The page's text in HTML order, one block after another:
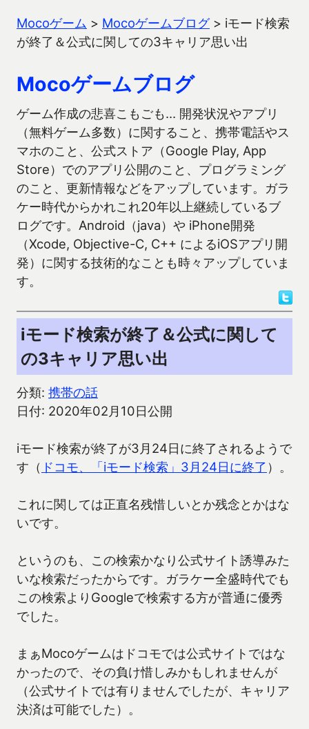
Mocoゲーム > Mocoゲームブログ> iモード検索
が終了＆公式に関しての3キャリア思い出
Mocoゲームブログ
ゲーム作成の悲喜こもごも… 開発状況やアプリ
（無料ゲーム多数）に関すること、携帯電話やス
マホのこと、公式ストア（Google Play, App
Store）でのアプリ公開のこと、プログラミング
のこと、更新情報などをアップしています。ガラ
ケー時代からかれこれ20年以上継続しているブ
ログです。Android（java）や iPhone開発
（Xcode, Objective-C, C++ によるiOSアプリ開
発）に関する技術的なことも時々アップしていま
す。
iモード検索が終了＆公式に関して
の3キャリア思い出
分類: 携帯の話
日付: 2020年02月10日公開
iモード検索が終了が3月24日に終了されるようで
す（ ドコモ、「iモード検索」3月24日に終了 ）。
これに関しては正直名残惜しいとか残念とかはな
いです。
というのも、この検索かなり公式サイト誘導みた
いな検索だったからです。ガラケー全盛時代でも
この検索よりGoogleで検索する方が普通に優秀
でした。
まぁMocoゲームはドコモでは公式サイトではな
かったので、その負け惜しみかもしれませんが
（公式サイトでは有りませんでしたが、キャリア
決済は可能でした）。